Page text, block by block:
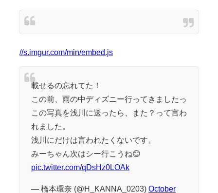
//s.imgur.com/min/embed.js
載せるの忘れてた！
この前、雨の中ディズニー行ってきましたっ
この写真を浅川に送ったら、また？って言わ
れました。
浅川にだけは言われたくないです。
みーちゃん次はシー行こうね😊
pic.twitter.com/qDsHz0LOAk
— 橋本環奈 (@H_KANNA_0203) October